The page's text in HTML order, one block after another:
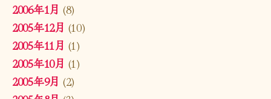
2006年1月 (8)
2005年12月 (10)
2005年11月 (1)
2005年10月 (1)
2005年9月 (2)